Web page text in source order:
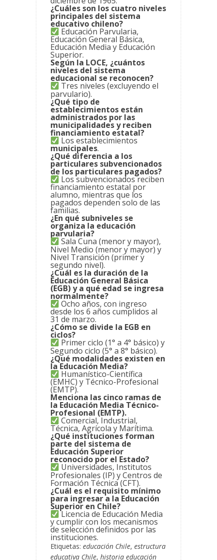
¿Cuáles son los cuatro niveles
principales del sistema
educativo chileno?
Educación Parvularia,
Educación General Básica,
Educación Media y Educación
Superior.
Según la LOCE, ¿cuántos
niveles del sistema
educacional se reconocen?
Tres niveles (excluyendo el
parvulario).
¿Qué tipo de
establecimientos están
administrados por las
municipalidades y reciben
financiamiento estatal?
Los establecimientos
municipales.
¿Qué diferencia a los
particulares subvencionados
de los particulares pagados?
Los subvencionados reciben
financiamiento estatal por
alumno, mientras que los
pagados dependen solo de las
familias.
¿En qué subniveles se
organiza la educación
parvularia?
Sala Cuna (menor y mayor),
Nivel Medio (menor y mayor) y
Nivel Transición (primer y
segundo nivel).
¿Cuál es la duración de la
Educación General Básica
(EGB) y a qué edad se ingresa
normalmente?
Ocho años, con ingreso
desde los 6 años cumplidos al
31 de marzo.
¿Cómo se divide la EGB en
ciclos?
Primer ciclo (1° a 4° básico) y
Segundo ciclo (5° a 8° básico).
¿Qué modalidades existen en
la Educación Media?
Humanístico-Científica
(EMHC) y Técnico-Profesional
(EMTP).
Menciona las cinco ramas de
la Educación Media Técnico-
Profesional (EMTP).
Comercial, Industrial,
Técnica, Agrícola y Marítima.
¿Qué instituciones forman
parte del sistema de
Educación Superior
reconocido por el Estado?
Universidades, Institutos
Profesionales (IP) y Centros de
Formación Técnica (CFT).
¿Cuál es el requisito mínimo
para ingresar a la Educación
Superior en Chile?
Licencia de Educación Media
y cumplir con los mecanismos
de selección definidos por las
instituciones.
Etiquetas: educación Chile, estructura
educativa Chile, historia educación